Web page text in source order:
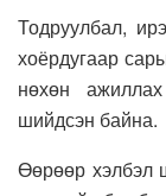
Тодруулбал,
хоёрдугаар
нөхөн
шийдсэн байна.
Өөрөөр хэлбэл